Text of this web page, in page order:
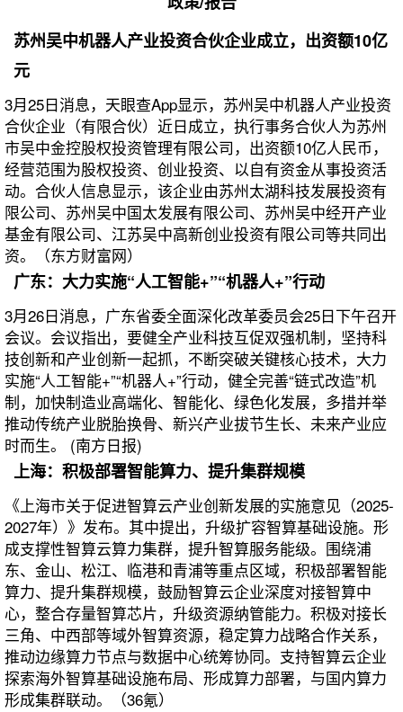
苏州吴中机器人产业投资合伙企业成立，出资额10亿
元
3月25日消息，天眼查App显示，苏州吴中机器人产业投资
合伙企业（有限合伙）近日成立，执行事务合伙人为苏州
市吴中金控股权投资管理有限公司，出资额10亿人民币，
经营范围为股权投资、创业投资、以自有资金从事投资活
动。合伙人信息显示，该企业由苏州太湖科技发展投资有
限公司、苏州吴中国太发展有限公司、苏州吴中经开产业
基金有限公司、江苏吴中高新创业投资有限公司等共同出
资。（东方财富网）
广东：大力实施“人工智能+”“机器人+”行动
3月26日消息，广东省委全面深化改革委员会25日下午召开
会议。会议指出，要健全产业科技互促双强机制，坚持科
技创新和产业创新一起抓，不断突破关键核心技术，大力
实施“人工智能+”“机器人+”行动，健全完善“链式改造”机
制，加快制造业高端化、智能化、绿色化发展，多措并举
推动传统产业脱胎换骨、新兴产业拔节生长、未来产业应
时而生。 (南方日报)
上海：积极部署智能算力、提升集群规模
《上海市关于促进智算云产业创新发展的实施意见（2025-
2027年）》发布。其中提出，升级扩容智算基础设施。形
成支撑性智算云算力集群，提升智算服务能级。围绕浦
东、金山、松江、临港和青浦等重点区域，积极部署智能
算力、提升集群规模，鼓励智算云企业深度对接智算中
心，整合存量智算芯片，升级资源纳管能力。积极对接长
三角、中西部等域外智算资源，稳定算力战略合作关系，
推动边缘算力节点与数据中心统筹协同。支持智算云企业
探索海外智算基础设施布局、形成算力部署，与国内算力
形成集群联动。（36氪）